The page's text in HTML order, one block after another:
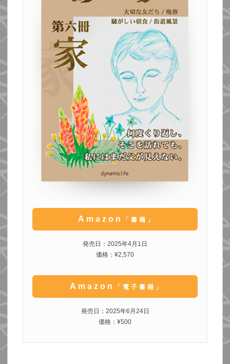
Amazon 「書籍」
発売日：2025年4月1日
価格：¥2,570
Amazon 「電子書籍」
発売日：2025年6月24日
価格：¥500